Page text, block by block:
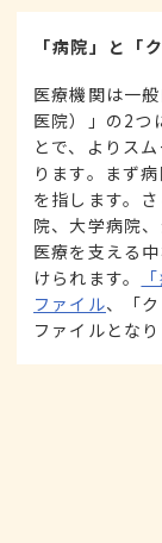
「病院」と「
医療機関は一
医院）」の2つ
とで、よりス
ります。まず
を指します。
院、大学病院
医療を支える
けられます。
ファイル、「
ファイルとなり